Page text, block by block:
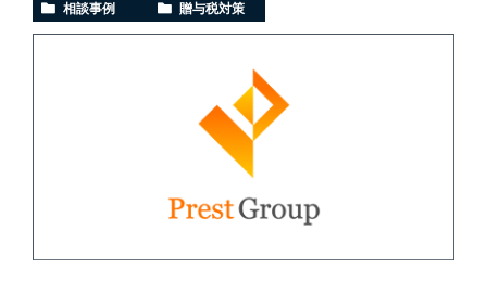
相談事例 贈与税対策